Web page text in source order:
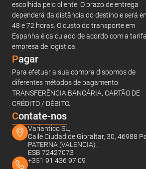
escolhida pelo cliente. O prazo de entrega
dependerá da distância do destino e será
48 e 72 horas. O custo do transporte em
Espanha é calculado de acordo com a
empresa de logística.
Pagar
Para efetuar a sua compra dispomos de
diferentes métodos de pagamento:
TRANSFERÊNCIA BANCÁRIA, CARTÃO DE
CRÉDITO / DÉBITO.
Contate-nos
Variantico SL,
Calle Ciudad de Gibraltar, 30, 46988
PATERNA (VALENCIA) ,
ESB 72427073
+351 91 436 97 09